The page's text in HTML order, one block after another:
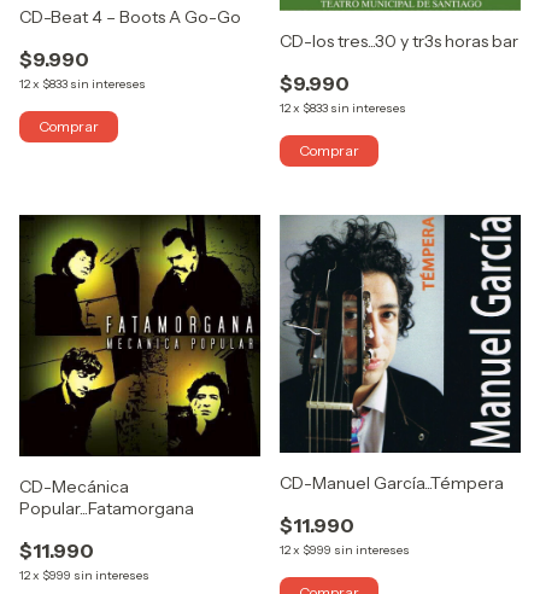
CD-Beat 4 – Boots A Go-Go
$9.990
12x $833 sin intereses
CD-los tres...30 y tr3s horas bar
$9.990
12x $833 sin intereses
CD-Mecánica
Popular...Fatamorgana
$11.990
12x $999 sin intereses
CD-Manuel García...Témpera
$11.990
12x $999 sin intereses